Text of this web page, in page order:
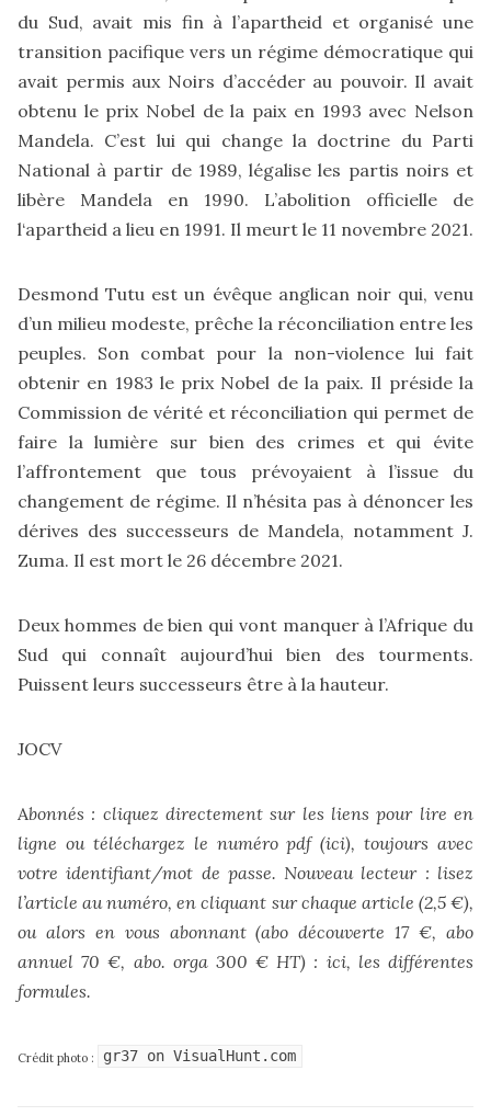
du Sud, avait mis fin à l’apartheid et organisé une
transition pacifique vers un régime démocratique qui
avait permis aux Noirs d’accéder au pouvoir. Il avait
obtenu le prix Nobel de la paix en 1993 avec Nelson
Mandela. C’est lui qui change la doctrine du Parti
National à partir de 1989, légalise les partis noirs et
libère Mandela en 1990. L’abolition officielle de
l‘apartheid a lieu en 1991. Il meurt le 11 novembre 2021.
Desmond Tutu est un évêque anglican noir qui, venu
d’un milieu modeste, prêche la réconciliation entre les
peuples. Son combat pour la non-violence lui fait
obtenir en 1983 le prix Nobel de la paix. Il préside la
Commission de vérité et réconciliation qui permet de
faire la lumière sur bien des crimes et qui évite
l’affrontement que tous prévoyaient à l’issue du
changement de régime. Il n’hésita pas à dénoncer les
dérives des successeurs de Mandela, notamment J.
Zuma. Il est mort le 26 décembre 2021.
Deux hommes de bien qui vont manquer à l’Afrique du
Sud qui connaît aujourd’hui bien des tourments.
Puissent leurs successeurs être à la hauteur.
JOCV
Abonnés : cliquez directement sur les liens pour lire en
ligne ou téléchargez le numéro pdf (ici), toujours avec
votre identifiant/mot de passe. Nouveau lecteur : lisez
l’article au numéro, en cliquant sur chaque article (2,5 €),
ou alors en vous abonnant (abo découverte 17 €, abo
annuel 70 €, abo. orga 300 € HT) : ici, les différentes
formules.
Crédit photo : gr37 onVisualHunt.com